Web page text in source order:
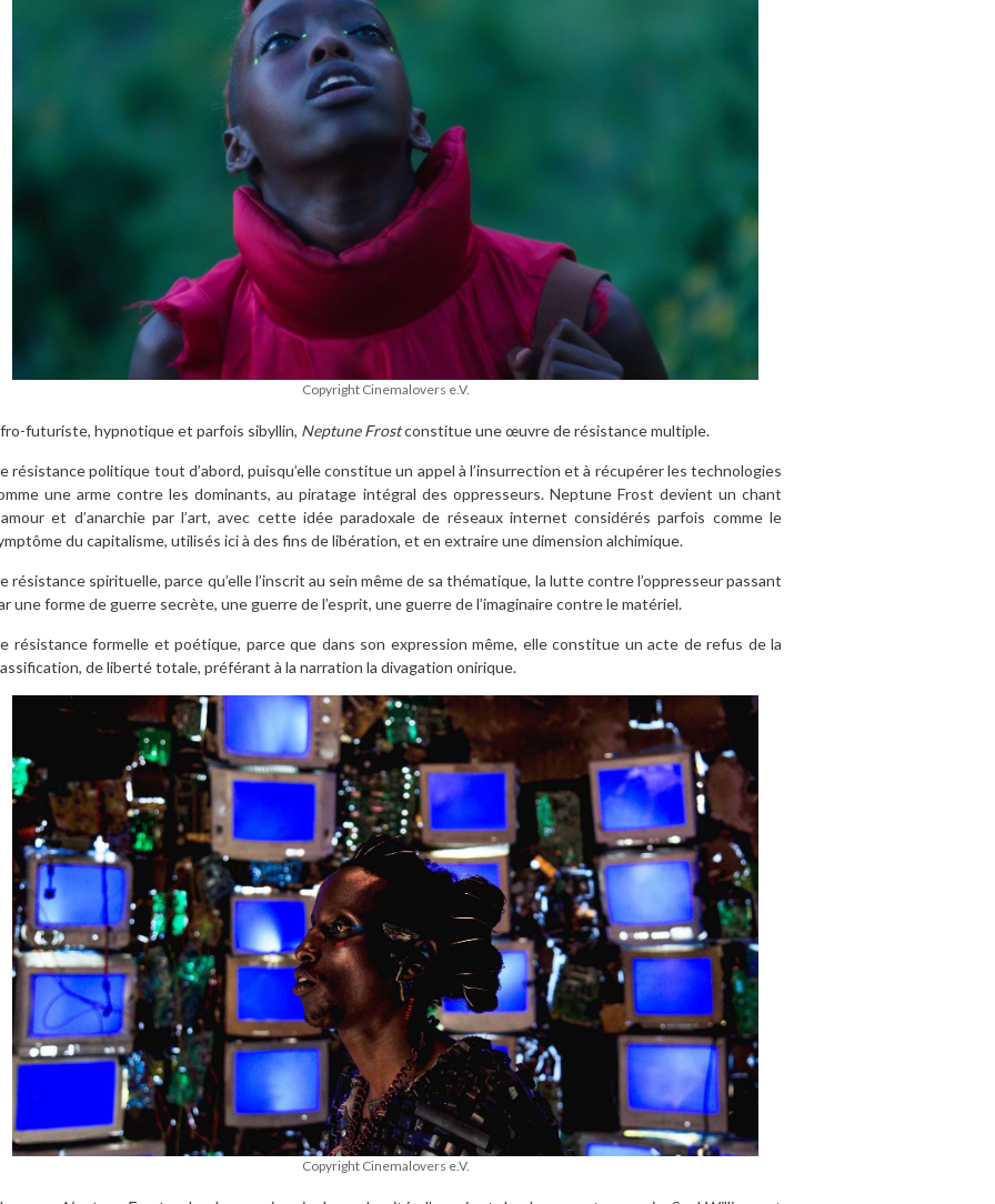
Copyright Cinemalovers e.V.
futuriste, hypnotique et parfois sibyllin, Neptune Frostconstitue une œuvre de résistance multiple.
résistance politique tout d’abord, puisqu’elle constitue un appel à l’insurrection et à récupérer les technologies
une arme contre les dominants, au piratage intégral des oppresseurs. Neptune Frost devient un chant
et d’anarchie par l’art, avec cette idée paradoxale de réseaux internet considérés parfois comme le
du capitalisme, utilisés ici à des fins de libération, et en extraire une dimension alchimique.
résistance spirituelle, parce qu’elle l’inscrit au sein même de sa thématique, la lutte contre l’oppresseur passant
une forme de guerre secrète, une guerre de l’esprit, une guerre de l’imaginaire contre le matériel.
résistance formelle et poétique, parce que dans son expression même, elle constitue un acte de refus de la
de liberté totale, préférant à la narration la divagation onirique.
Copyright Cinemalovers e.V.